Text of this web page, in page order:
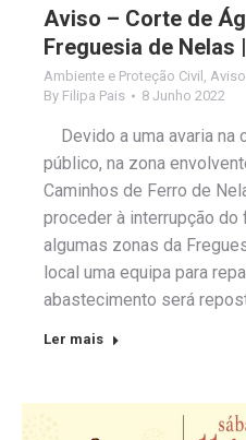
Aviso – Corte de
Freguesia de Nelas
Ambiente e Proteção Civil
By Filipa Pais 8 Junho 2022
Devido a uma avaria na
público, na zona
Caminhos de Ferro de
proceder à interrupção do
algumas zonas da
local uma equipa para
abastecimento será
Ler mais